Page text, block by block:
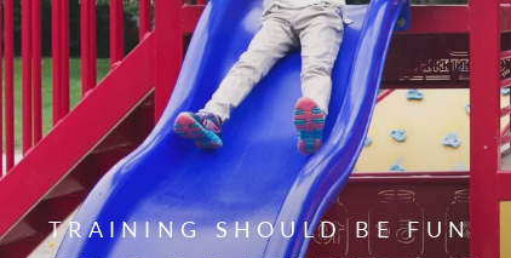
TRAINING SHOULD BE FUN